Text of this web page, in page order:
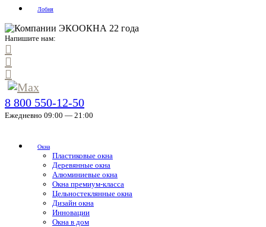
Лобня
Напишите нам:
8 800 550-12-50
Ежедневно 09:00 — 21:00
Окна
Пластиковые окна
Деревянные окна
Алюминиевые окна
Окна премиум-класса
Цельностеклянные окна
Дизайн окна
Инновации
Окна в дом